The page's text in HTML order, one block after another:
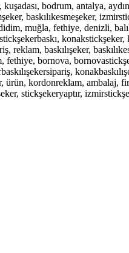
bodrum, antalya,
baskılıkesmeşeker,
didim, muğla, fethiye, denizli,
baskılışeker,
fethiye, bornova,
ürün, kordonreklam, ambalaj,
stickşekeryaptır,